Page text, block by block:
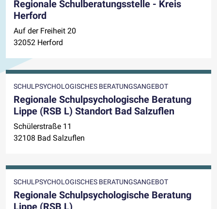
Regionale Schulberatungsstelle - Kreis
Herford
Auf der Freiheit 20
32052 Herford
SCHULPSYCHOLOGISCHES BERATUNGSANGEBOT
Regionale Schulpsychologische Beratung
Lippe (RSB L) Standort Bad Salzuflen
Schülerstraße 11
32108 Bad Salzuflen
SCHULPSYCHOLOGISCHES BERATUNGSANGEBOT
Regionale Schulpsychologische Beratung
Lippe (RSB L)